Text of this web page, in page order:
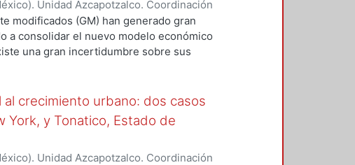
Unidad Azcapotzalco. Coordinación
) Martínez Acosta, Lilian
modificados (GM) han generado gran
a consolidar el nuevo modelo económico
una gran incertidumbre sobre sus
del modelo productivo, la globalización
ya que, se han convertido en el motor
a los mercados, los cuales se encargan
el sector de producción.
crecimiento urbano: dos casos
York, y Tonatico, Estado de
Unidad Azcapotzalco. Coordinación